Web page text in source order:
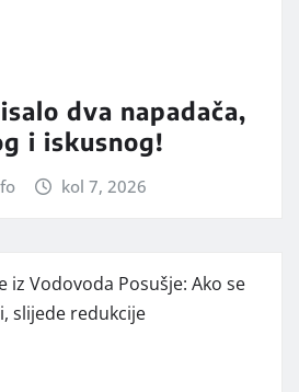
dva napadača,
i iskusnog!
kol 7, 2026